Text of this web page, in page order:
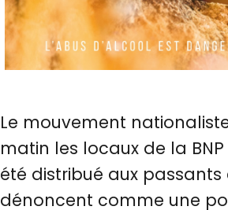
Le mouvement
matin les locaux de la
été distribué aux
dénoncent comme une